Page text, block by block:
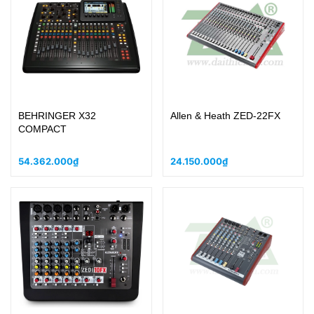
BEHRINGER X32
COMPACT
54.362.000₫
Allen & Heath ZED-22FX
24.150.000₫